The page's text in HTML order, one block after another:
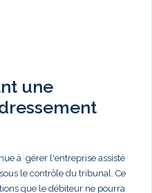
une
à gérer l'entreprise assisté
le contrôle du tribunal. Ce
que le débiteur ne pourra